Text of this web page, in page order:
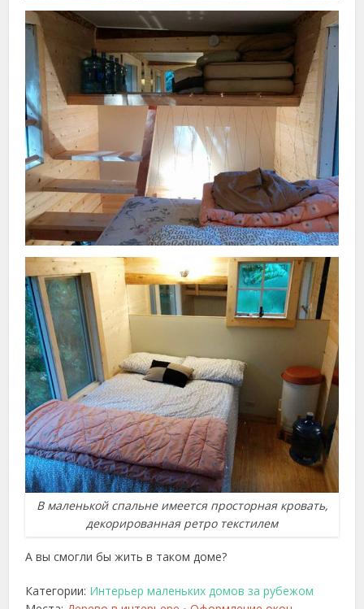
В маленькой спальне имеется просторная кровать,
декорированная ретро текстилем
А вы смогли бы жить в таком доме?
Категории: Интерьер маленьких домов за рубежом